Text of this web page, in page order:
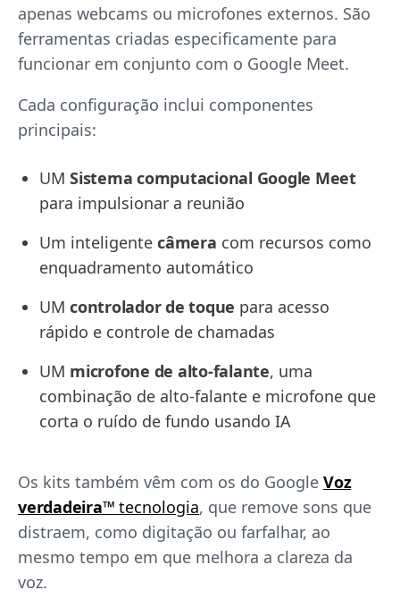
apenas webcams ou microfones externos. São
ferramentas criadas especificamente para
funcionar em conjunto com o Google Meet.
Cada configuração inclui componentes
principais:
UM Sistema computacional Google Meet
para impulsionar a reunião
Um inteligente câmera com recursos como
enquadramento automático
UM controlador de toque para acesso
rápido e controle de chamadas
UM microfone de alto-falante, uma
combinação de alto-falante e microfone que
corta o ruído de fundo usando IA
Os kits também vêm com os do Google Voz
verdadeira™ tecnologia, que remove sons que
distraem, como digitação ou farfalhar, ao
mesmo tempo em que melhora a clareza da
voz.